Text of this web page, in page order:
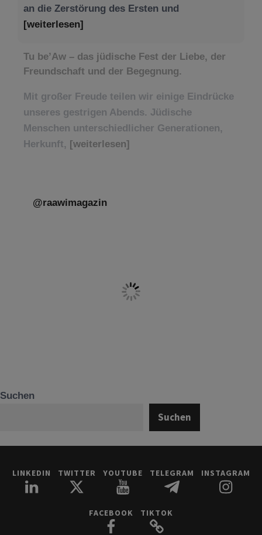
an die Zerstörung des Ersten und
[weiterlesen]
Tu be’Aw – das jüdische Fest der Liebe, der
Freundschaft und der Begegnung.
Mit großer Freude teilen wir einige Eindrücke
unseres gestrigen Abends. Jüdische
Menschen unterschiedlicher Generationen,
Herkunft, [weiterlesen]
@raawimagazin
Suchen
Suchen
LINKEDIN TWITTER YOUTUBE TELEGRAM INSTAGRAM
FACEBOOK TIKTOK